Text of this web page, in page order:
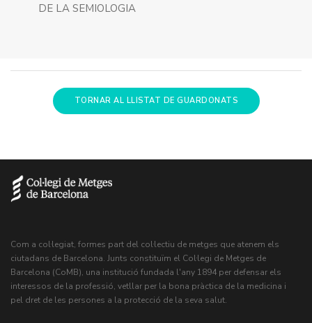
DE LA SEMIOLOGIA
TORNAR AL LLISTAT DE GUARDONATS
Com a col·legiat, formes part del col·lectiu de metges que atenem els
ciutadans de Barcelona. Junts constituïm el Col·legi de Metges de
Barcelona (CoMB), una institució fundada l'any 1894 per defensar els
interessos de la professió, vetllar per la bona pràctica de la medicina i
pel dret de les persones a la protecció de la seva salut.